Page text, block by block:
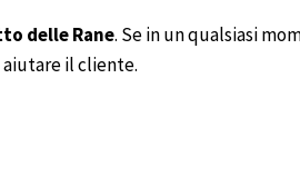
delle Rane. Se in un qualsiasi
il cliente.